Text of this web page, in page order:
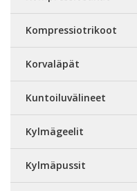
Kompressiotrikoot
Korvaläpät
Kuntoiluvälineet
Kylmägeelit
Kylmäpussit